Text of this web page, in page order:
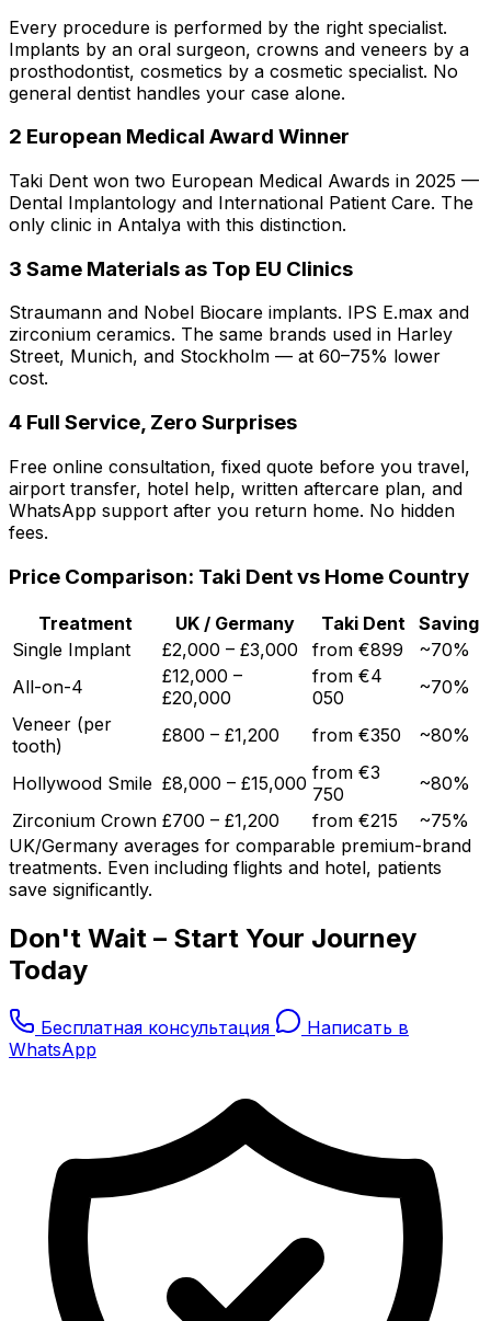
Every procedure is performed by the right specialist.
Implants by an oral surgeon, crowns and veneers by a
prosthodontist, cosmetics by a cosmetic specialist. No
general dentist handles your case alone.
2 European Medical Award Winner
Taki Dent won two European Medical Awards in 2025 —
Dental Implantology and International Patient Care. The
only clinic in Antalya with this distinction.
3 Same Materials as Top EU Clinics
Straumann and Nobel Biocare implants. IPS E.max and
zirconium ceramics. The same brands used in Harley
Street, Munich, and Stockholm — at 60–75% lower
cost.
4 Full Service, Zero Surprises
Free online consultation, fixed quote before you travel,
airport transfer, hotel help, written aftercare plan, and
WhatsApp support after you return home. No hidden
fees.
Price Comparison: Taki Dent vs Home Country
Treatment UK / Germany Taki Dent Saving
Single Implant
£2,000 – £3,000 from €899
~70%
All-on-4
£12,000 –
£20,000
from €4
050
~70%
Veneer (per
tooth)
£800 – £1,200 from €350 ~80%
Hollywood Smile £8,000 – £15,000 from €3
750
~80%
Zirconium Crown £700 – £1,200 from €215
~75%
UK/Germany averages for comparable premium-brand
treatments. Even including flights and hotel, patients
save significantly.
Don't Wait – Start Your Journey
Today
Бесплатная консультация
Написать в
WhatsApp